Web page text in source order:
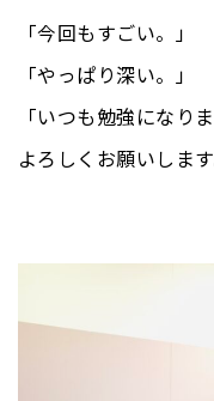
「今回もすごい。」
「やっぱり深い。」
「いつも勉強になり
よろしくお願いします